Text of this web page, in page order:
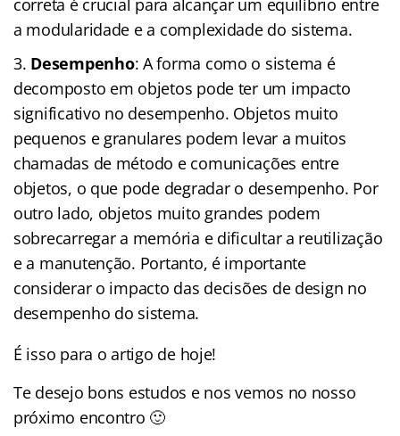
correta é crucial para alcançar um equilíbrio entre
a modularidade e a complexidade do sistema.
Desempenho: A forma como o sistema é
decomposto em objetos pode ter um impacto
significativo no desempenho. Objetos muito
pequenos e granulares podem levar a muitos
chamadas de método e comunicações entre
objetos, o que pode degradar o desempenho. Por
outro lado, objetos muito grandes podem
sobrecarregar a memória e dificultar a reutilização
e a manutenção. Portanto, é importante
considerar o impacto das decisões de design no
desempenho do sistema.
É isso para o artigo de hoje!
Te desejo bons estudos e nos vemos no nosso
próximo encontro 🙂